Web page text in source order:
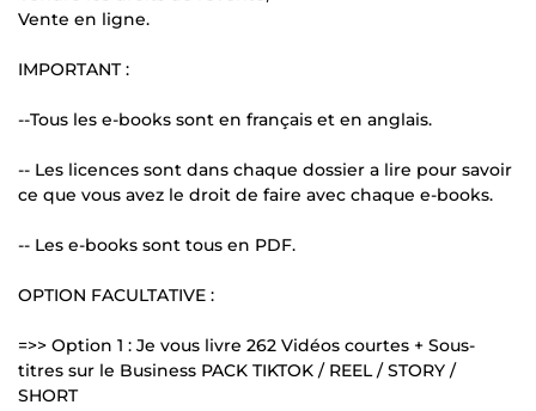
Vente en ligne.
IMPORTANT :
--Tous les e-books sont en français et en anglais.
-- Les licences sont dans chaque dossier a lire pour savoir
ce que vous avez le droit de faire avec chaque e-books.
-- Les e-books sont tous en PDF.
OPTION FACULTATIVE :
=>> Option 1 : Je vous livre 262 Vidéos courtes + Sous-
titres sur le Business PACK TIKTOK / REEL / STORY /
SHORT